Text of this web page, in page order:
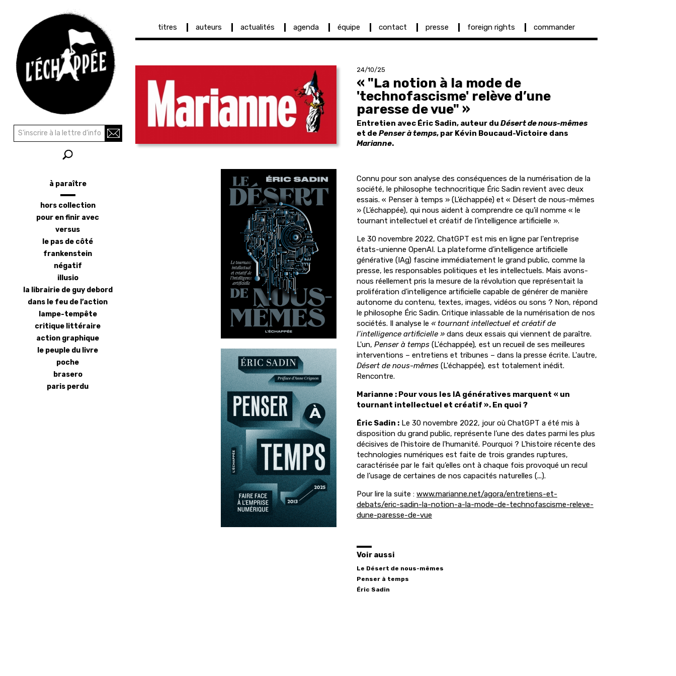
contenu
principal
principale
titres auteurs actualités agenda équipe contact presse foreign rights commander
24/10/25
« "La notion à la mode de
'technofascisme' relève d’une
paresse de vue" »
Entretien avec Éric Sadin, auteur du Désert de nous-mêmes
et de Penser à temps, par Kévin Boucaud-Victoire dans
Marianne.
Connu pour son analyse des conséquences de la numérisation de la
société, le philosophe technocritique Éric Sadin revient avec deux
essais. « Penser à temps » (L’échappée) et « Désert de nous-mêmes
» (L’échappée), qui nous aident à comprendre ce qu'il nomme « le
tournant intellectuel et créatif de l’intelligence artificielle ».
Le 30 novembre 2022, ChatGPT est mis en ligne par l'entreprise
états-unienne OpenAI. La plateforme d'intelligence artificielle
générative (IAg) fascine immédiatement le grand public, comme la
presse, les responsables politiques et les intellectuels. Mais avons-
nous réellement pris la mesure de la révolution que représentait la
prolifération d'intelligence artificielle capable de générer de manière
autonome du contenu, textes, images, vidéos ou sons ? Non, répond
le philosophe Éric Sadin. Critique inlassable de la numérisation de nos
sociétés. Il analyse le « tournant intellectuel et créatif de
l’intelligence artificielle » dans deux essais qui viennent de paraître.
L'un, Penser à temps (L'échappée), est un recueil de ses meilleures
interventions – entretiens et tribunes – dans la presse écrite. L'autre,
Désert de nous-mêmes (L'échappée), est totalement inédit.
Rencontre.
Marianne : Pour vous les IA génératives marquent « un
tournant intellectuel et créatif ». En quoi ?
Éric Sadin : Le 30 novembre 2022, jour où ChatGPT a été mis à
disposition du grand public, représente l’une des dates parmi les plus
décisives de l'histoire de l'humanité. Pourquoi ? L'histoire récente des
technologies numériques est faite de trois grandes ruptures,
caractérisée par le fait qu’elles ont à chaque fois provoqué un recul
de l’usage de certaines de nos capacités naturelles (...).
Pour lire la suite : www.marianne.net/agora/entretiens-et-
debats/eric-sadin-la-notion-a-la-mode-de-technofascisme-releve-
dune-paresse-de-vue
Voir aussi
Le Désert de nous-mêmes
Penser à temps
Éric Sadin
Rechercher
latéral
à paraître
hors collection
pour en finir avec
versus
le pas de côté
frankenstein
négatif
illusio
la librairie de guy debord
dans le feu de l’action
lampe-tempête
critique littéraire
action graphique
le peuple du livre
poche
brasero
paris perdu